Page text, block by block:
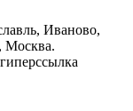
Иваново,
Москва.